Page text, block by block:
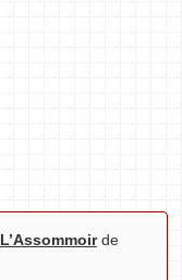
L’Assommoirde